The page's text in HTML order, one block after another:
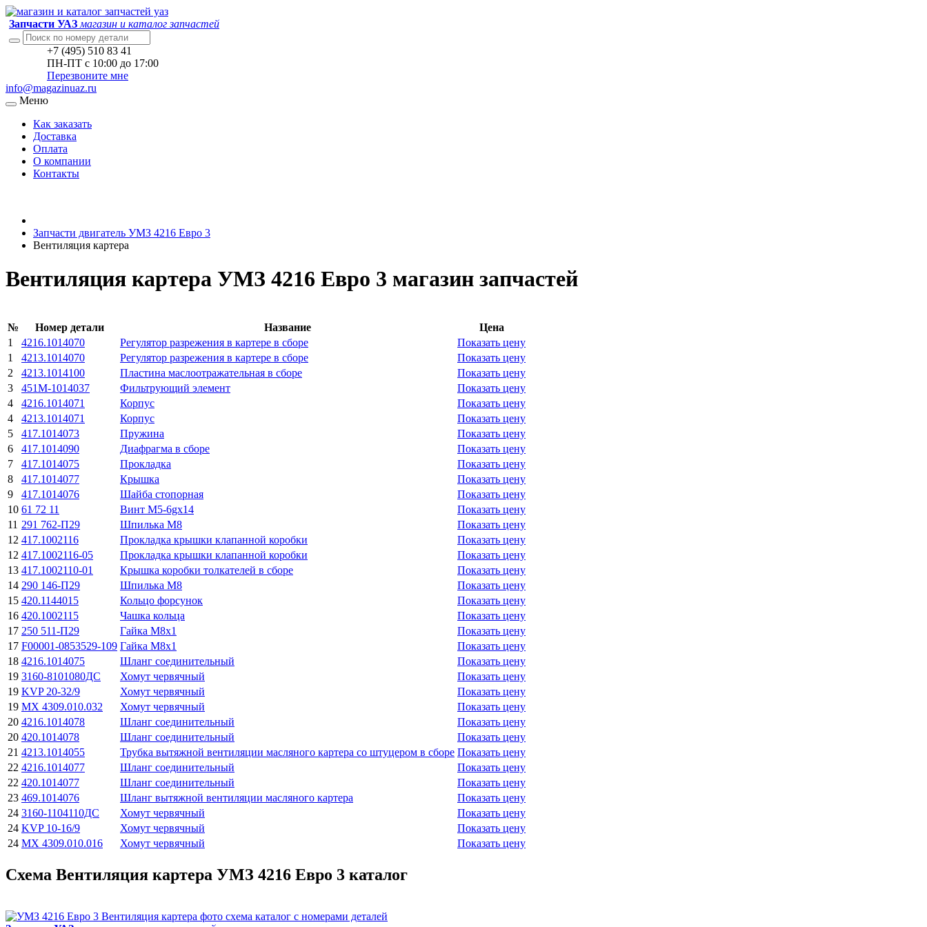
Запчасти УАЗ магазин и каталог запчастей
+7 (495) 510 83 41
ПН-ПТ с 10:00 до 17:00
Перезвоните мне
info@magazinuaz.ru
Меню
Как заказать
Доставка
Оплата
О компании
Контакты
Запчасти двигатель УМЗ 4216 Евро 3
Вентиляция картера
Вентиляция картера УМЗ 4216 Евро 3 магазин запчастей
№ Номер детали Название
Цена
1
4216.1014070 Регулятор разрежения в картере в сборе
Показать цену
1
4213.1014070 Регулятор разрежения в картере в сборе
Показать цену
2
4213.1014100 Пластина маслоотражательная в сборе
Показать цену
3
451М-1014037 Фильтрующий элемент
Показать цену
4
4216.1014071 Корпус
Показать цену
4
4213.1014071 Корпус
Показать цену
5
417.1014073 Пружина
Показать цену
6
417.1014090 Диафрагма в сборе
Показать цену
7
417.1014075 Прокладка
Показать цену
8
417.1014077 Крышка
Показать цену
9
417.1014076 Шайба стопорная
Показать цену
10 61 72 11 Винт М5-6gx14
Показать цену
11 291 762-П29 Шпилька M8
Показать цену
12 417.1002116 Прокладка крышки клапанной коробки
Показать цену
12 417.1002116-05 Прокладка крышки клапанной коробки
Показать цену
13 417.1002110-01 Крышка коробки толкателей в сборе
Показать цену
14 290 146-П29 Шпилька M8
Показать цену
15 420.1144015 Кольцо форсунок
Показать цену
16 420.1002115 Чашка кольца
Показать цену
17 250 511-П29 Гайка М8х1
Показать цену
17 F00001-0853529-109 Гайка М8х1
Показать цену
18 4216.1014075 Шланг соединительный
Показать цену
19 3160-8101080ДС Хомут червячный
Показать цену
19 KVP 20-32/9 Хомут червячный
Показать цену
19 МХ 4309.010.032 Хомут червячный
Показать цену
20 4216.1014078 Шланг соединительный
Показать цену
20 420.1014078 Шланг соединительный
Показать цену
21 4213.1014055 Трубка вытяжной вентиляции масляного картера со штуцером в сборе Показать цену
22 4216.1014077 Шланг соединительный
Показать цену
22 420.1014077 Шланг соединительный
Показать цену
23 469.1014076 Шланг вытяжной вентиляции масляного картера
Показать цену
24 3160-1104110ДС Хомут червячный
Показать цену
24 KVP 10-16/9 Хомут червячный
Показать цену
24 МХ 4309.010.016 Хомут червячный Показать цену
Схема Вентиляция картера УМЗ 4216 Евро 3 каталог